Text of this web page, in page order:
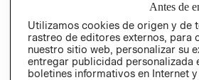
Antes de
Utilizamos cookies de origen y de
rastreo de editores externos,
nuestro sitio web, personalizar su
entregar publicidad personalizada
boletines informativos en Internet